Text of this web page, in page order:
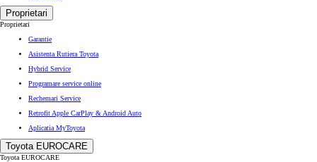
Proprietari
Proprietari
Garantie
Asistenta Rutiera Toyota
Hybrid Service
Programare service online
Rechemari Service
Retrofit Apple CarPlay & Android Auto
Aplicatia MyToyota
Toyota EUROCARE
Toyota EUROCARE